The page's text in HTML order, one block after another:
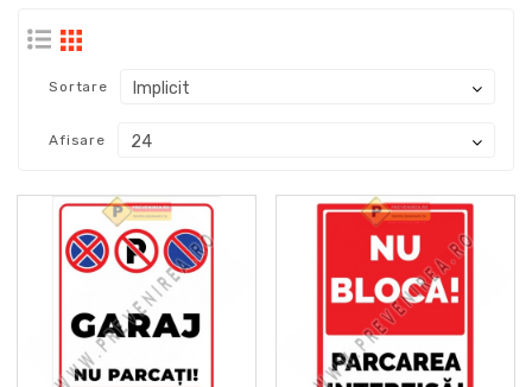
Sortare
Afisare